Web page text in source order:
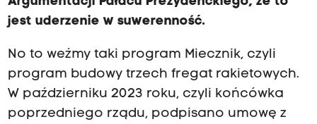
jest uderzenie w suwerenność.
No to weźmy taki program Miecznik, czyli
program budowy trzech fregat rakietowych.
W październiku 2023 roku, czyli końcówka
poprzedniego rządu, podpisano umowę z